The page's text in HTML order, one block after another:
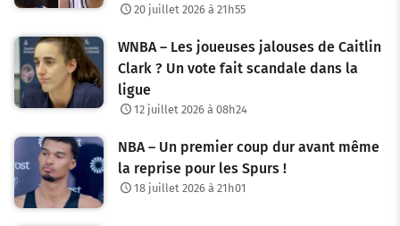
20 juillet 2026 à 21h55
WNBA – Les joueuses jalouses de Caitlin
Clark ? Un vote fait scandale dans la
ligue
12 juillet 2026 à 08h24
NBA – Un premier coup dur avant même
la reprise pour les Spurs !
18 juillet 2026 à 21h01